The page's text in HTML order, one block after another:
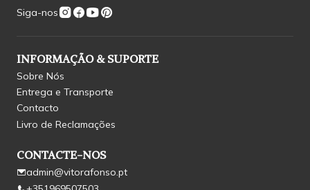
Siga-nos
INFORMAÇÃO & SUPORTE
Sobre Nós
Entrega e Transporte
Contacto
Livro de Reclamações
CONTACTE-NOS
admin@vitorafonso.pt